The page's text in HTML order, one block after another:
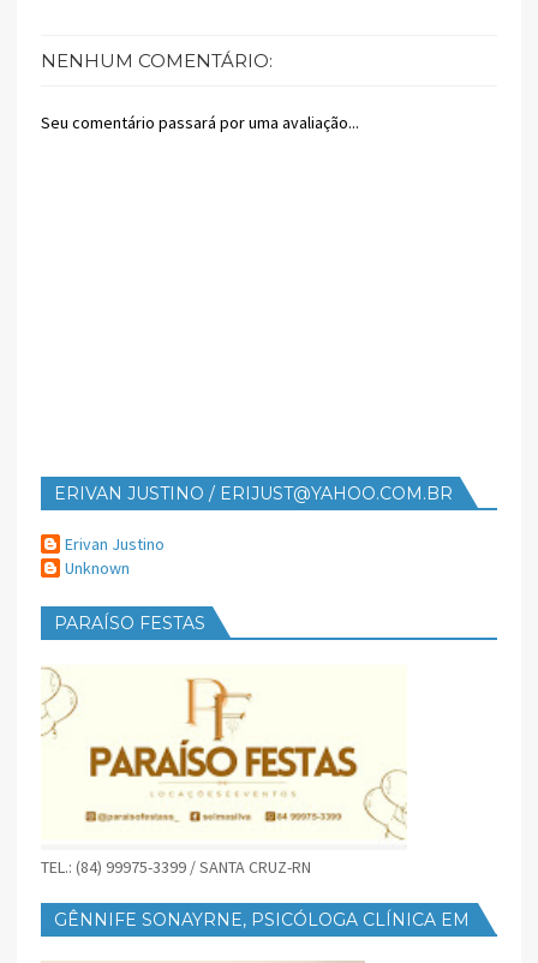
NENHUM COMENTÁRIO:
Seu comentário passará por uma avaliação...
ERIVAN JUSTINO / ERIJUST@YAHOO.COM.BR
Erivan Justino
Unknown
PARAÍSO FESTAS
TEL.: (84) 99975-3399 / SANTA CRUZ-RN
GÊNNIFE SONAYRNE, PSICÓLOGA CLÍNICA EM